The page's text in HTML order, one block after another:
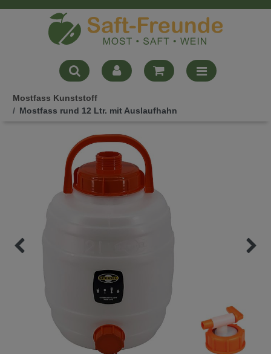
Mostfass Kunststoff
Mostfass rund 12 Ltr. mit Auslaufhahn